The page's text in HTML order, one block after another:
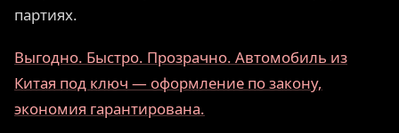
партиях.
Выгодно. Быстро. Прозрачно. Автомобиль из
Китая под ключ — оформление по закону,
экономия гарантирована.